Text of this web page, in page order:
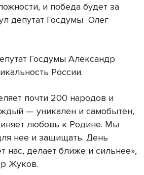
и победа будет за
депутат Госдумы Олег
Госдумы Александр
России.
почти 200 народов и
— уникален и самобытен,
любовь к Родине. Мы
нее и защищать. День
нас, делает ближе и сильнее»,
Жуков.